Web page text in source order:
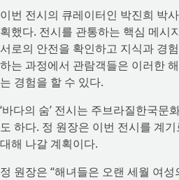
이번 전시의 큐레이터인 박진희 박
획했다. 전시를 관통하는 핵심 메시
서로의 안전을 확인하고 지식과 경
하는 과정에서 관람객들은 이러한
는 경험을 할 수 있다.
‘바다의 숨’ 전시는 주브라질한국
도 하다. 정 원장은 이번 전시를 계
대해 나갈 계획이다.
정 원장은 “해녀들은 오랜 세월 여